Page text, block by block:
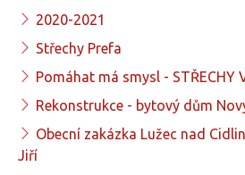
2020-2021
Střechy Prefa
Pomáhat má smysl - STŘECHY
Rekonstrukce - bytový dům
Obecní zakázka Lužec nad
Jiří